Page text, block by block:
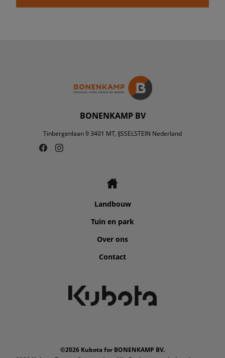
BONENKAMP BV
Tinbergenlaan 9 3401 MT, IJSSELSTEIN Nederland
Landbouw
Tuin en park
Over ons
Contact
©2026 Kubota for BONENKAMP BV.